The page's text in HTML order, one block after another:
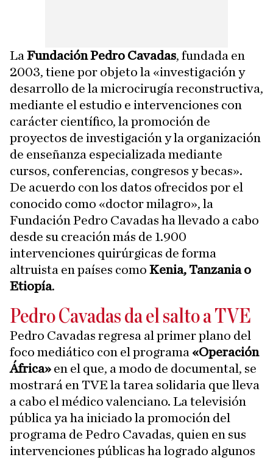
La Fundación Pedro Cavadas, fundada en
2003, tiene por objeto la «investigación y
desarrollo de la microcirugía reconstructiva,
mediante el estudio e intervenciones con
carácter científico, la promoción de
proyectos de investigación y la organización
de enseñanza especializada mediante
cursos, conferencias, congresos y becas».
De acuerdo con los datos ofrecidos por el
conocido como «doctor milagro», la
Fundación Pedro Cavadas ha llevado a cabo
desde su creación más de 1.900
intervenciones quirúrgicas de forma
altruista en países como Kenia, Tanzania o
Etiopía.
Pedro Cavadas da el salto a TVE
Pedro Cavadas regresa al primer plano del
foco mediático con el programa «Operación
África» en el que, a modo de documental, se
mostrará en TVE la tarea solidaria que lleva
a cabo el médico valenciano. La televisión
pública ya ha iniciado la promoción del
programa de Pedro Cavadas, quien en sus
intervenciones públicas ha logrado algunos